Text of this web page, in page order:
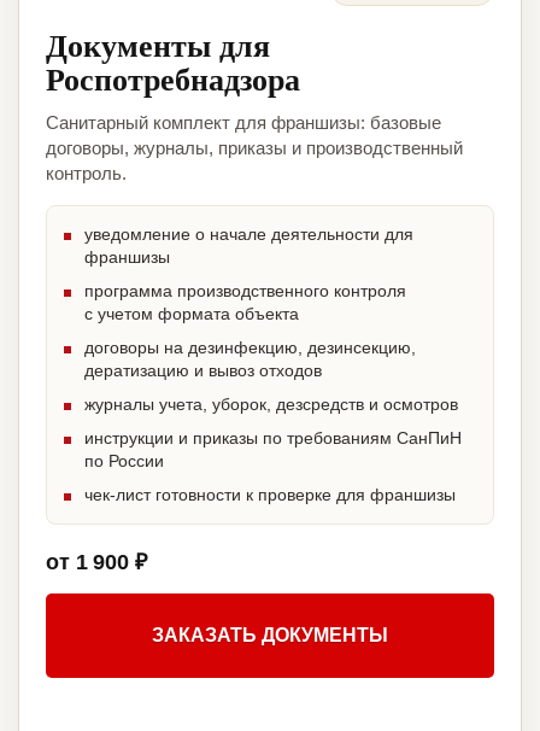
Документы для
Роспотребнадзора
Санитарный комплект для франшизы: базовые
договоры, журналы, приказы и производственный
контроль.
уведомление о начале деятельности для
франшизы
программа производственного контроля
с учетом формата объекта
договоры на дезинфекцию, дезинсекцию,
дератизацию и вывоз отходов
журналы учета, уборок, дезсредств и осмотров
инструкции и приказы по требованиям СанПиН
по России
чек-лист готовности к проверке для франшизы
от 1 900 ₽
ЗАКАЗАТЬ ДОКУМЕНТЫ